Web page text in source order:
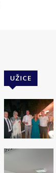
UŽICE